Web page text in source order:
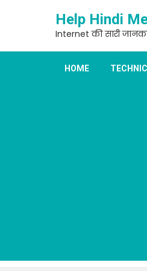
Help Hindi
Internet की सारी
HOME